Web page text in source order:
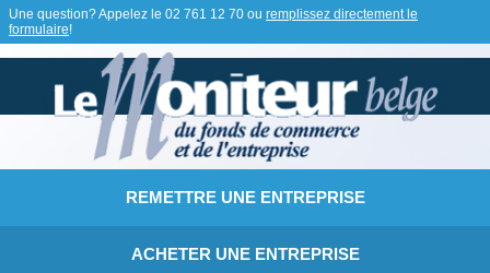
Une question? Appelez le 02 761 12 70 ou remplissez directement le
formulaire!
REMETTRE UNE ENTREPRISE
ACHETER UNE ENTREPRISE